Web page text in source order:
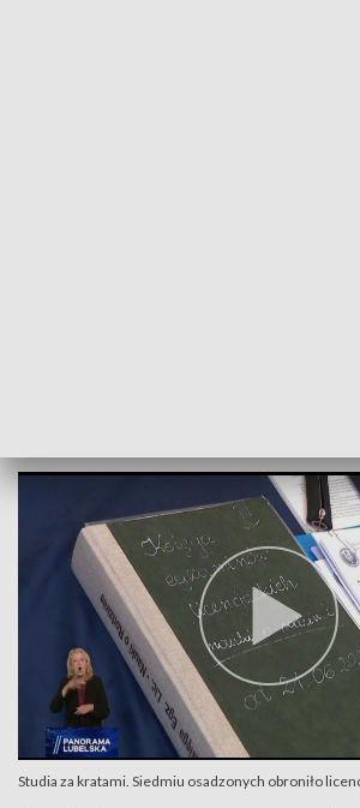
Studia za kratami. Siedmiu osadzonych obroniło